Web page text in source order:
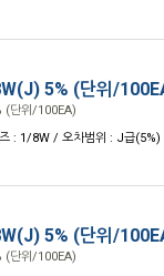
5% (단위/
(단위/100EA)
: 1/8W / 오차범위 : J급(5%)
5% (단위/
(단위/100EA)